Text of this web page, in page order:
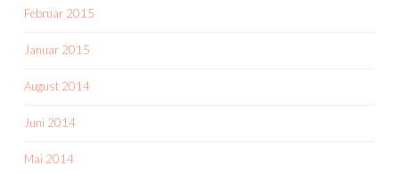
Februar 2015
Januar 2015
August 2014
Juni 2014
Mai 2014